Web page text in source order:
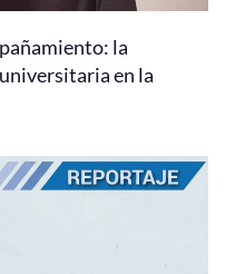
la
en la